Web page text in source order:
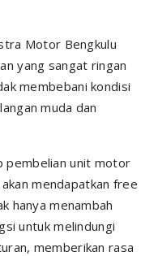
Motor Bengkulu
yang sangat ringan
membebani kondisi
muda dan
pembelian unit motor
mendapatkan free
hanya menambah
untuk melindungi
memberikan rasa